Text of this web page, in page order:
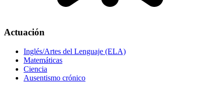
Actuación
Inglés/Artes del Lenguaje (ELA)
Matemáticas
Ciencia
Ausentismo crónico